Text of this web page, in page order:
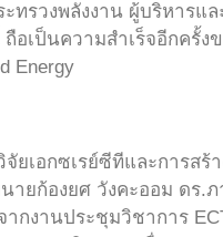
ทรวงพลังงาน ผู้บริหารแ
เป็นความสำเร็จอีกครั้ง
Energy
เอกซเรย์ซีทีและการสร้
ยก้องยศ วังคะออม ดร.
กงานประชุมวิชาการ